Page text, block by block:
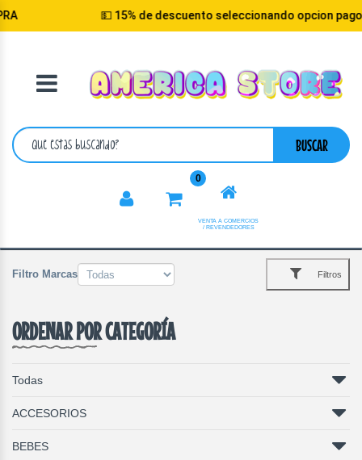
💵 15% de descuento seleccionando opcion pago
BUSCAR
0
VENTA A COMERCIOS
/ REVENDEDORES
VOLVER
CATEGORIA
Filtro Marcas Filtros
ORDENAR POR CATEGORÍA
Todas
ACCESORIOS
BEBES